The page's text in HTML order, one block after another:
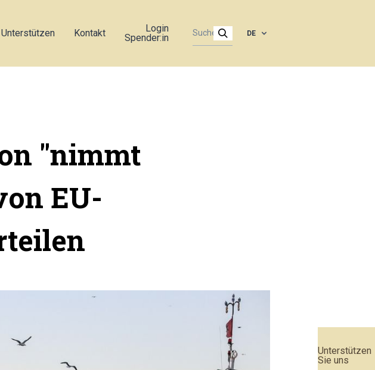
Unterstützen
Sie uns
Unterstützen Kontakt
Login
Spender:in
DE
"nimmt
EU-